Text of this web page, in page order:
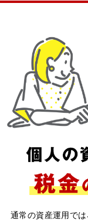
通常の資産運用では